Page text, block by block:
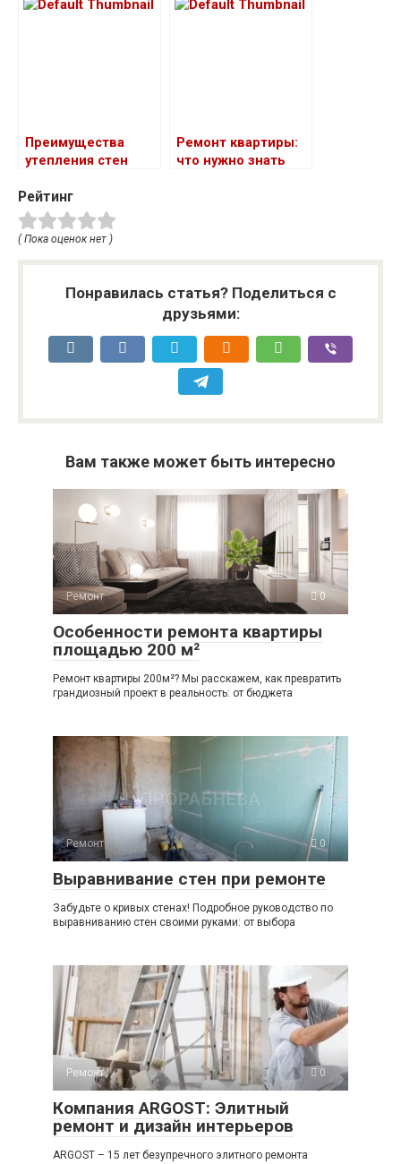
систем
Преимущества
утепления стен
Ремонт квартиры:
что нужно знать
Рейтинг
( Пока оценок нет )
Понравилась статья? Поделиться с
друзьями:
Вам также может быть интересно
Ремонт 0
Особенности ремонта квартиры
площадью 200 м²
Ремонт квартиры 200м²? Мы расскажем, как превратить
грандиозный проект в реальность: от бюджета
Ремонт 0
Выравнивание стен при ремонте
Забудьте о кривых стенах! Подробное руководство по
выравниванию стен своими руками: от выбора
Ремонт 0
Компания ARGOST: Элитный
ремонт и дизайн интерьеров
ARGOST – 15 лет безупречного элитного ремонта